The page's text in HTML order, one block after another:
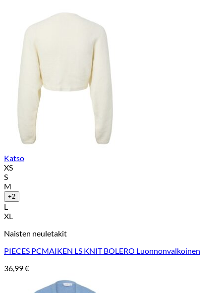
Katso
XS
S
M
+2
L
XL
Naisten neuletakit
PIECES PCMAIKEN LS KNIT BOLERO Luonnonvalkoinen
36,99€